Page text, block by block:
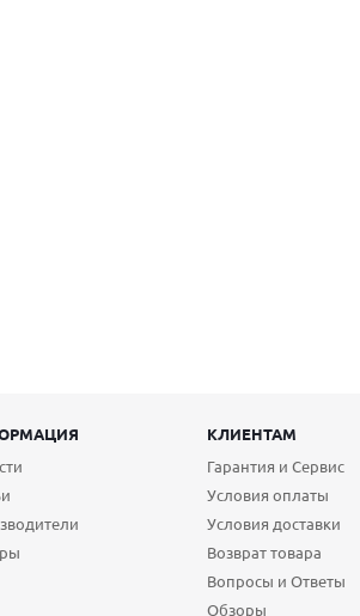
КЛИЕНТАМ
Гарантия и Сервис
Условия оплаты
Условия доставки
Возврат товара
Вопросы и Ответы
Обзоры